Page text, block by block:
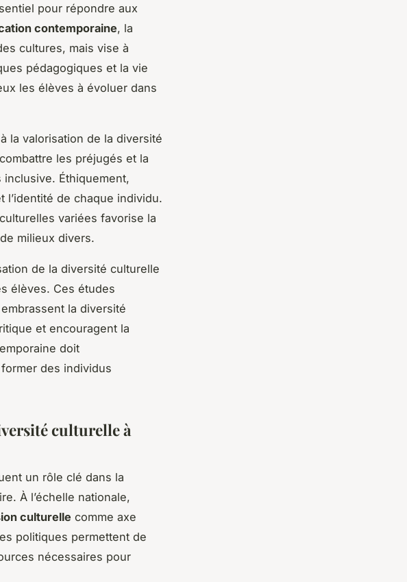
pour répondre aux
contemporaine, la
cultures, mais vise à
pédagogiques et la vie
les élèves à évoluer dans
la valorisation de la diversité
les préjugés et la
Éthiquement,
l’identité de chaque individu.
variées favorise la
milieux divers.
de la diversité culturelle
élèves. Ces études
la diversité
et encouragent la
doit
des individus
culturelle à
un rôle clé dans la
À l’échelle nationale,
culturelle comme axe
politiques permettent de
nécessaires pour